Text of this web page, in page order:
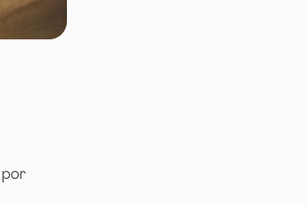
por